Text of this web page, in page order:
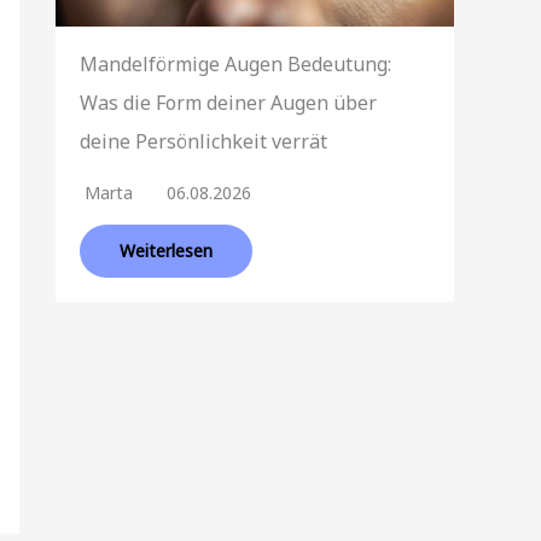
Mandelförmige Augen Bedeutung:
Was die Form deiner Augen über
deine Persönlichkeit verrät
Marta 06.08.2026
Weiterlesen